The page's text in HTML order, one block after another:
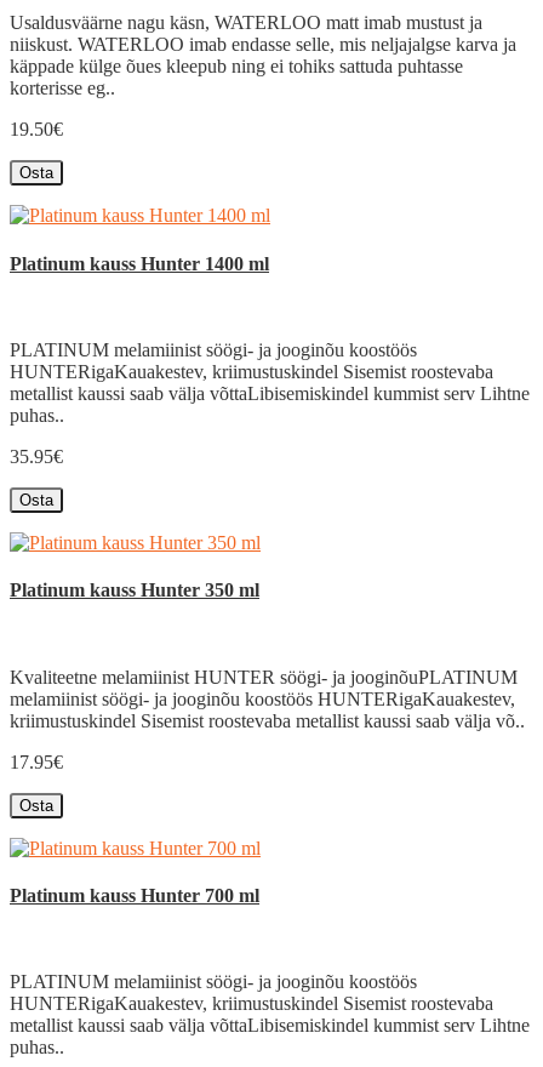
Usaldusväärne nagu käsn, WATERLOO matt imab mustust ja
niiskust. WATERLOO imab endasse selle, mis neljajalgse karva ja
käppade külge õues kleepub ning ei tohiks sattuda puhtasse
korterisse eg..
19.50€
Osta
Platinum kauss Hunter 1400 ml
PLATINUM melamiinist söögi- ja jooginõu koostöös
HUNTERigaKauakestev, kriimustuskindel Sisemist roostevaba
metallist kaussi saab välja võttaLibisemiskindel kummist serv Lihtne
puhas..
35.95€
Osta
Platinum kauss Hunter 350 ml
Kvaliteetne melamiinist HUNTER söögi- ja jooginõuPLATINUM
melamiinist söögi- ja jooginõu koostöös HUNTERigaKauakestev,
kriimustuskindel Sisemist roostevaba metallist kaussi saab välja võ..
17.95€
Osta
Platinum kauss Hunter 700 ml
PLATINUM melamiinist söögi- ja jooginõu koostöös
HUNTERigaKauakestev, kriimustuskindel Sisemist roostevaba
metallist kaussi saab välja võttaLibisemiskindel kummist serv Lihtne
puhas..